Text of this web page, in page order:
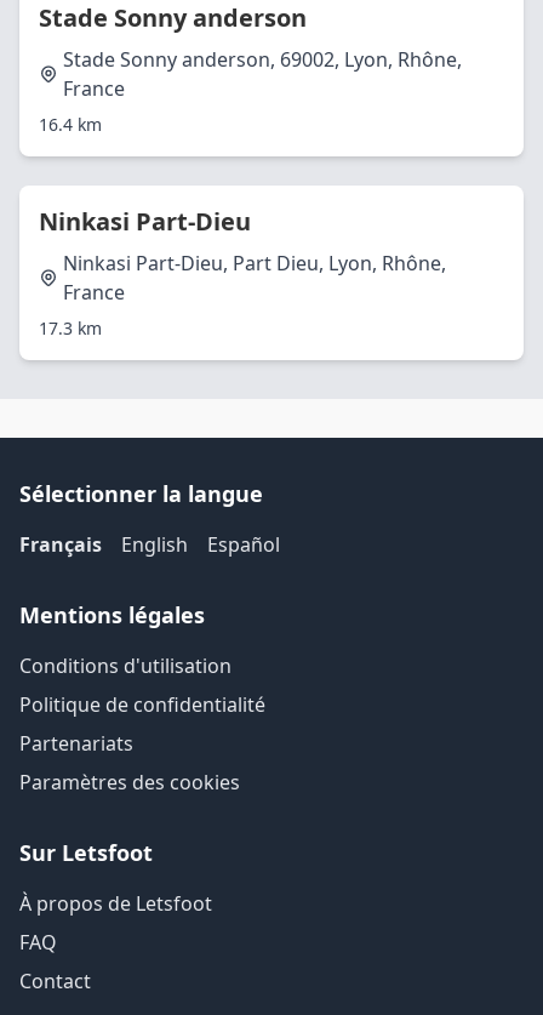
Stade Sonny anderson
Stade Sonny anderson, 69002, Lyon, Rhône,
France
16.4 km
Ninkasi Part-Dieu
Ninkasi Part-Dieu, Part Dieu, Lyon, Rhône,
France
17.3 km
Sélectionner la langue
Français English Español
Mentions légales
Conditions d'utilisation
Politique de confidentialité
Partenariats
Paramètres des cookies
Sur Letsfoot
À propos de Letsfoot
FAQ
Contact